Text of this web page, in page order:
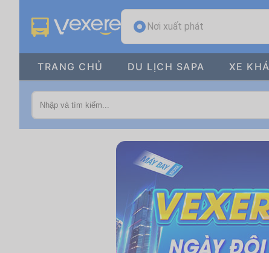
Nơi xuất phát
TRANG CHỦ DU LỊCH SAPA XE